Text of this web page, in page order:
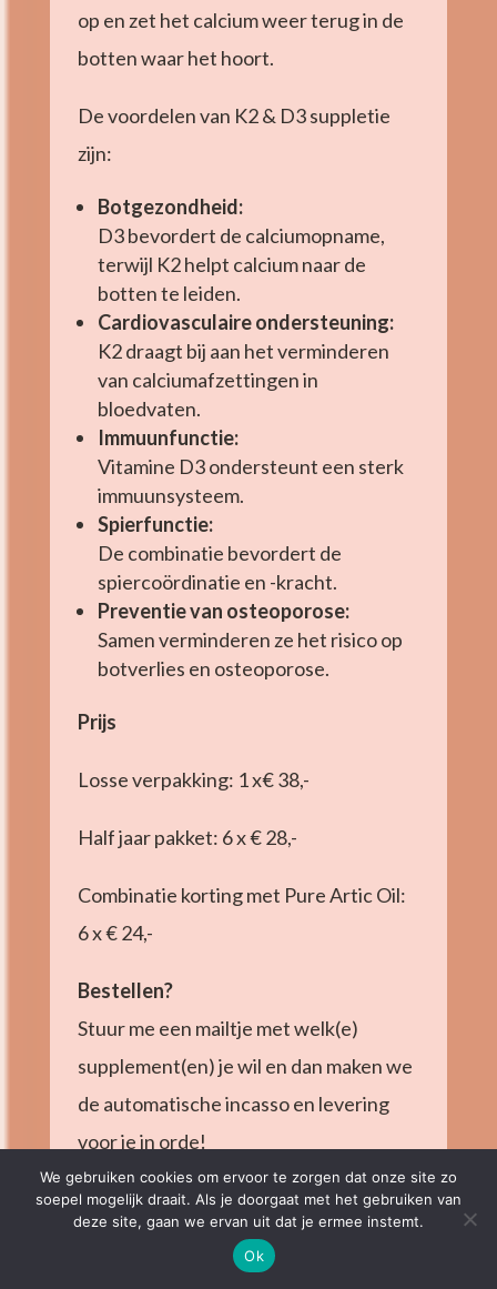
op en zet het calcium weer terug in de
botten waar het hoort.
De voordelen van K2 & D3 suppletie
zijn:
Botgezondheid:
D3 bevordert de calciumopname,
terwijl K2 helpt calcium naar de
botten te leiden.
Cardiovasculaire ondersteuning:
K2 draagt bij aan het verminderen
van calciumafzettingen in
bloedvaten.
Immuunfunctie:
Vitamine D3 ondersteunt een sterk
immuunsysteem.
Spierfunctie:
De combinatie bevordert de
spiercoördinatie en -kracht.
Preventie van osteoporose:
Samen verminderen ze het risico op
botverlies en osteoporose.
Prijs
Losse verpakking: 1 x€ 38,-
Half jaar pakket: 6 x € 28,-
Combinatie korting met Pure Artic Oil:
6 x € 24,-
Bestellen?
Stuur me een mailtje met welk(e)
supplement(en) je wil en dan maken we
de automatische incasso en levering
voor je in orde!
We gebruiken cookies om ervoor te zorgen dat onze site zo
soepel mogelijk draait. Als je doorgaat met het gebruiken van
deze site, gaan we ervan uit dat je ermee instemt.
Ok